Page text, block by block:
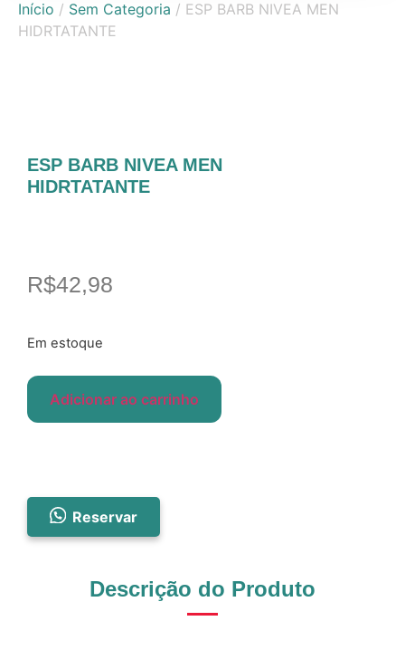
Início / Sem Categoria / ESP BARB NIVEA MEN
HIDRTATANTE
ESP BARB NIVEA MEN
HIDRTATANTE
R$42,98
Em estoque
Adicionar ao carrinho
Reservar
Descrição do Produto